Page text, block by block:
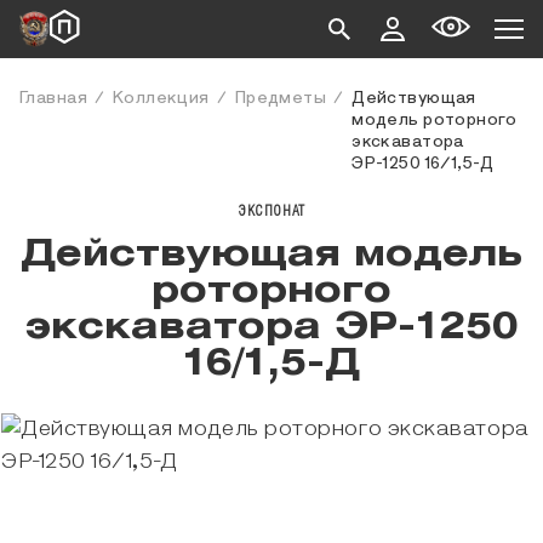
Главная Коллекция Предметы
Действующая
модель роторного
экскаватора
ЭР-1250 16/1,5-Д
ЭКСПОНАТ
Действующая модель
роторного
экскаватора ЭР-1250
16/1,5-Д